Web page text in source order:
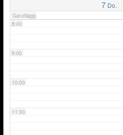
7 Do.
Ganztägig
8:00
9:00
10:00
11:00